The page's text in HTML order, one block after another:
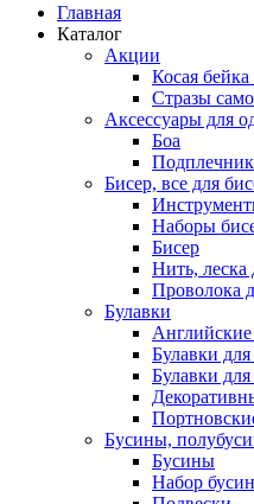
Главная
Каталог
Акции
Косая
Стразы
Аксессуары для
Боа
Бисер, все для
Наборы
Бисер
Нить, леска
Проволока
Булавки
Английские
Булавки для
Булавки для
Бусины,
Бусины
Набор бусин